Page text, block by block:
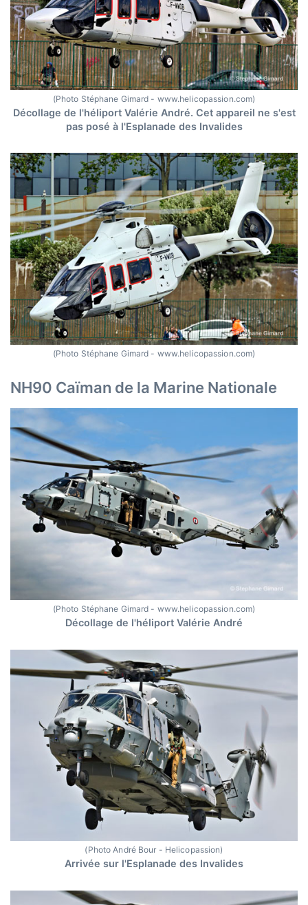
(Photo Stéphane Gimard - www.helicopassion.com)
Décollage de l'héliport Valérie André. Cet appareil ne s'est
pas posé à l'Esplanade des Invalides
(Photo Stéphane Gimard - www.helicopassion.com)
NH90 Caïman de la Marine Nationale
(Photo Stéphane Gimard - www.helicopassion.com)
Décollage de l'héliport Valérie André
(Photo André Bour - Helicopassion)
Arrivée sur l'Esplanade des Invalides